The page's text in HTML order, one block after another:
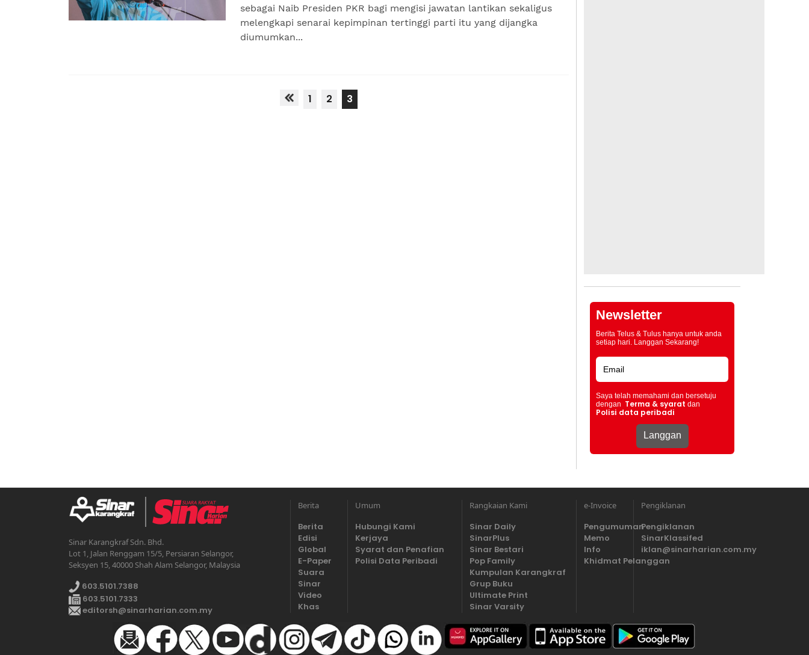
sebagai Naib Presiden PKR bagi mengisi jawatan lantikan sekaligus
melengkapi senarai kepimpinan tertinggi parti itu yang dijangka
diumumkan...
1 2 3
Newsletter
Berita Telus & Tulus hanya untuk anda
setiap hari. Langgan Sekarang!
Saya telah memahami dan bersetuju
dengan Terma & syarat dan
Polisi data peribadi
Sinar Karangkraf Sdn. Bhd.
Lot 1, Jalan Renggam 15/5, Persiaran Selangor,
Seksyen 15, 40000 Shah Alam Selangor, Malaysia
603.5101.7388
603.5101.7333
editorsh@sinarharian.com.my
Berita
Berita
Edisi
Global
E-Paper
Suara
Sinar
Video
Khas
Umum
Hubungi Kami
Kerjaya
Syarat dan Penafian
Polisi Data Peribadi
Rangkaian Kami
Sinar Daily
SinarPlus
Sinar Bestari
Pop Family
Kumpulan Karangkraf
Grup Buku
Ultimate Print
Sinar Varsity
e-Invoice
Pengumuman
Memo
Info
Khidmat Pelanggan
Pengiklanan
Pengiklanan
SinarKlassifed
iklan@sinarharian.com.my